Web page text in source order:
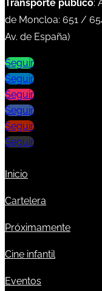
Transporte público:
de Moncloa: 651 /
Av. de España)
Seguir
Seguir
Seguir
Seguir
Seguir
Seguir
Inicio
Cartelera
Próximamente
Cine infantil
Eventos